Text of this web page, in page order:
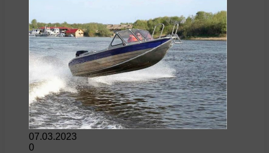
07.03.2023
0